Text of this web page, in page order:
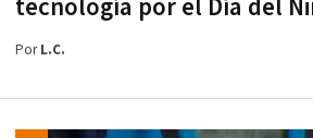
tecnología por el Día del
PorL.C.